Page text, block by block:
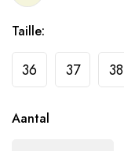
Taille:
36 37 38
Aantal